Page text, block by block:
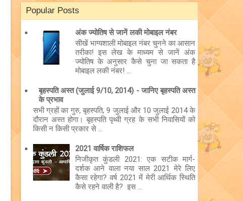
Popular Posts
अंक ज्योतिष से जानें लकी मोबाइल नंबर
सीखें भाग्यशाली मोबाइल नंबर चुनने का आसान
तरीका! इस लेख के माध्यम से जानें अंक
ज्योतिष के अनुसार कैसे चुना जा सकता है
मोबाइल लकी नंबर! ...
बृहस्पति अस्त (जुलाई 9/10, 2014) - जानिए बृहस्पति अस्त
के प्रभाव
सभी ग्रहों का गुरु, बृहस्पति, 9 जुलाई और 10 जुलाई 2014 के
दौरान अस्त होगा। बृहस्पति पृथ्वी ग्रह के सभी निवासियों को
किसी न किसी प्रकार से ...
2021 वार्षिक राशिफल
निजीकृत कुंडली 2021: एक सटीक मार्ग-
दर्शक आने वाला नया साल 2021 मेरे लिए
कैसा रहेगा? वर्ष 2021 में मेरी आर्थिक स्थिति
कैसे रहने वाली है? इस ...